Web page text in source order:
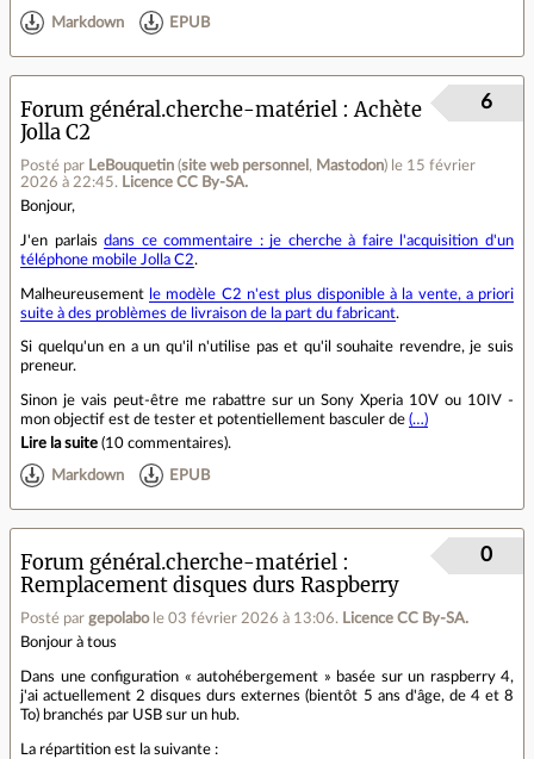
Markdown EPUB
Forum général.cherche-matériel
Achète
Jolla C2
Posté par LeBouquetin (site web personnel , Mastodon) le 15 février
2026 à 22:45. Licence CC By‑SA.
6
Bonjour,
J'en parlaisdans ce commentaire : je cherche à faire l'acquisition d'un
téléphone mobile Jolla C2.
Malheureusement le modèle C2 n'est plus disponible à la vente, a priori
suite à des problèmes de livraison de la part du fabricant.
Si quelqu'un en a un qu'il n'utilise pas et qu'il souhaite revendre, je suis
preneur.
Sinon je vais peut-être me rabattre sur un Sony Xperia 10V ou 10IV -
mon objectif est de tester et potentiellement basculer de (…)
Lire la suite (10 commentaires).
Markdown EPUB
Forum général.cherche-matériel
Remplacement disques durs Raspberry
Posté par gepolabo le 03 février 2026 à 13:06. Licence CC By‑SA.
0
Bonjour à tous
Dans une configuration « autohébergement » basée sur un raspberry 4,
j'ai actuellement 2 disques durs externes (bientôt 5 ans d'âge, de 4 et 8
To) branchés par USB sur un hub.
La répartition est la suivante :